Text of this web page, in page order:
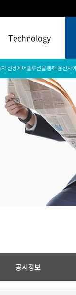
Technology
전장제어솔루션을 통해 운전자
공시정보